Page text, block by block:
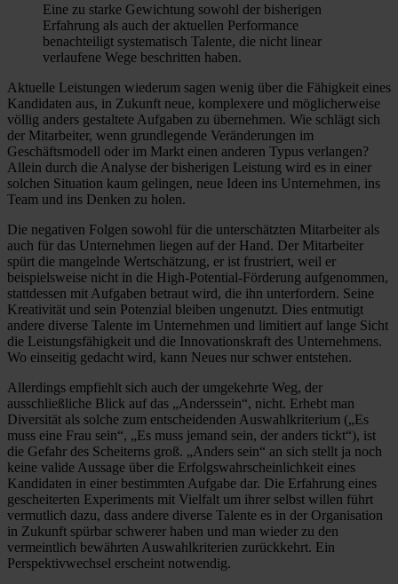
Eine zu starke Gewichtung sowohl der bisherigen
Erfahrung als auch der aktuellen Performance
benachteiligt systematisch Talente, die nicht linear
verlaufene Wege beschritten haben.
Aktuelle Leistungen wiederum sagen wenig über die Fähigkeit eines
Kandidaten aus, in Zukunft neue, komplexere und möglicherweise
völlig anders gestaltete Aufgaben zu übernehmen. Wie schlägt sich
der Mitarbeiter, wenn grundlegende Veränderungen im
Geschäftsmodell oder im Markt einen anderen Typus verlangen?
Allein durch die Analyse der bisherigen Leistung wird es in einer
solchen Situation kaum gelingen, neue Ideen ins Unternehmen, ins
Team und ins Denken zu holen.
Die negativen Folgen sowohl für die unterschätzten Mitarbeiter als
auch für das Unternehmen liegen auf der Hand. Der Mitarbeiter
spürt die mangelnde Wertschätzung, er ist frustriert, weil er
beispielsweise nicht in die High-Potential-Förderung aufgenommen,
stattdessen mit Aufgaben betraut wird, die ihn unterfordern. Seine
Kreativität und sein Potenzial bleiben ungenutzt. Dies entmutigt
andere diverse Talente im Unternehmen und limitiert auf lange Sicht
die Leistungsfähigkeit und die Innovationskraft des Unternehmens.
Wo einseitig gedacht wird, kann Neues nur schwer entstehen.
Allerdings empfiehlt sich auch der umgekehrte Weg, der
ausschließliche Blick auf das „Anderssein“, nicht. Erhebt man
Diversität als solche zum entscheidenden Auswahlkriterium („Es
muss eine Frau sein“, „Es muss jemand sein, der anders tickt“), ist
die Gefahr des Scheiterns groß. „Anders sein“ an sich stellt ja noch
keine valide Aussage über die Erfolgswahrscheinlichkeit eines
Kandidaten in einer bestimmten Aufgabe dar. Die Erfahrung eines
gescheiterten Experiments mit Vielfalt um ihrer selbst willen führt
vermutlich dazu, dass andere diverse Talente es in der Organisation
in Zukunft spürbar schwerer haben und man wieder zu den
vermeintlich bewährten Auswahlkriterien zurückkehrt. Ein
Perspektivwechsel erscheint notwendig.